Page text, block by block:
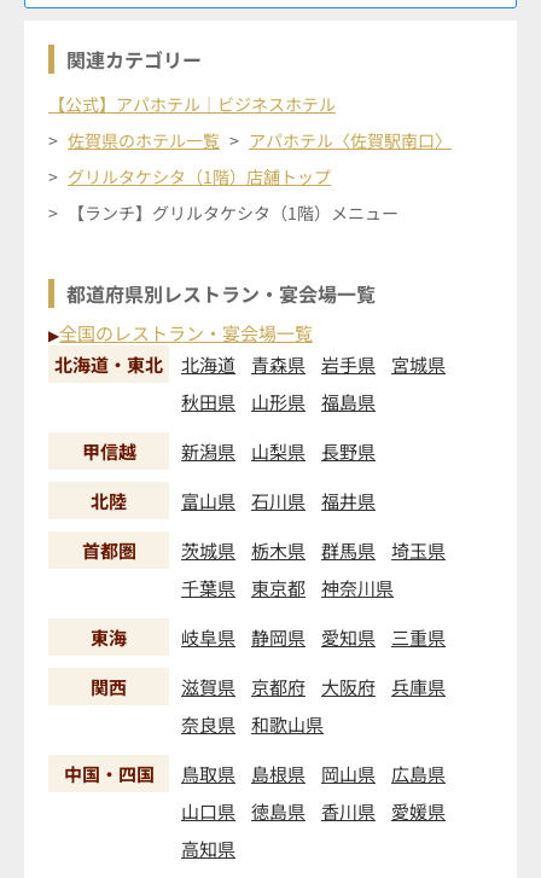
関連カテゴリー
【公式】アパホテル｜ビジネスホテル
佐賀県のホテル一覧
アパホテル〈佐賀駅南口〉
グリルタケシタ（1階）店舗トップ
【ランチ】グリルタケシタ（1階）メニュー
都道府県別レストラン・宴会場一覧
▶全国のレストラン・宴会場一覧
北海道・東北
北海道 青森県 岩手県
宮城県
秋田県
山形県
福島県
甲信越
新潟県 山梨県
長野県
北陸
富山県 石川県
福井県
首都圏
茨城県 栃木県 群馬県
埼玉県
千葉県
東京都
神奈川県
東海
岐阜県 静岡県 愛知県
三重県
関西
滋賀県 京都府 大阪府
兵庫県
奈良県
和歌山県
中国・四国
鳥取県 島根県 岡山県
広島県
山口県
徳島県 香川県
愛媛県
高知県